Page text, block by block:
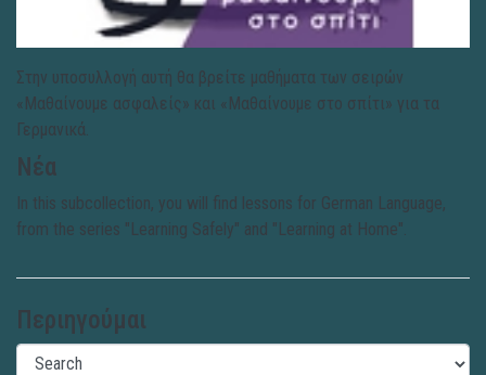
Στην υποσυλλογή αυτή θα βρείτε μαθήματα των σειρών
«Μαθαίνουμε ασφαλείς» και «Μαθαίνουμε στο σπίτι» για τα
Γερμανικά.
Νέα
In this subcollection, you will find lessons for German Language,
from the series "Learning Safely" and "Learning at Home".
Περιηγούμαι